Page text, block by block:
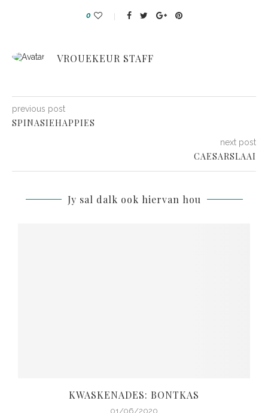
0
VROUEKEUR STAFF
previous post
SPINASIEHAPPIES
next post
CAESARSLAAI
Jy sal dalk ook hiervan hou
KWASKENADES: BONTKAS
01/06/2020